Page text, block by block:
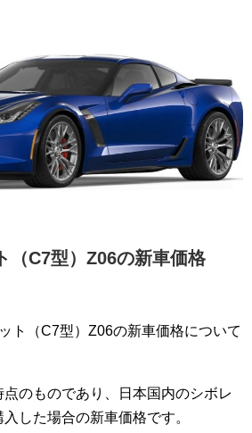
（C7型）Z06の新車価格
ト（C7型）Z06の新車価格について
のものであり、日本国内のシボレ
した場合の新車価格です。